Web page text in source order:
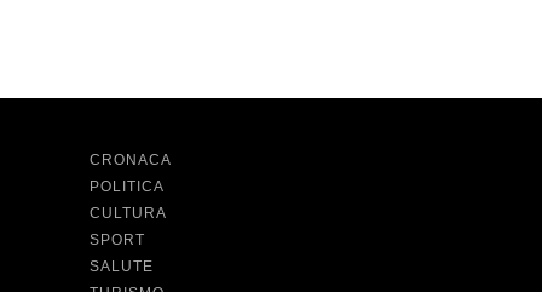
CRONACA
POLITICA
CULTURA
SPORT
SALUTE